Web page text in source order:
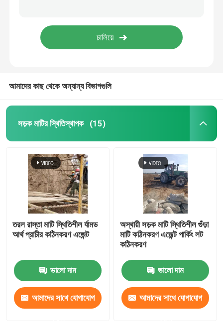
আমাদের কাছ থেকে অন্যান্য বিভাগগুলি
সড়ক মাটির স্থিতিস্থাপক (15)
তরল রাস্তা মাটি স্থিতিশীল র্যামড
আর্থ প্রাচীর কঠিনকরণ এজেন্ট
ভালো দাম
আমাদের সাথে যোগাযোগ
অস্থায়ী সড়ক মাটি স্থিতিশীল গুঁড়া
মাটি কঠিনকরণ এজেন্ট পার্কিং লট
কঠিনকরণ
ভালো দাম
আমাদের সাথে যোগাযোগ